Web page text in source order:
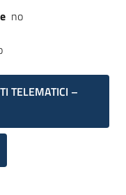
no
TELEMATICI –